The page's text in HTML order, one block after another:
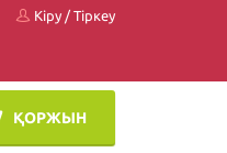
Кіру / Тіркеу
ҚОРЖЫН